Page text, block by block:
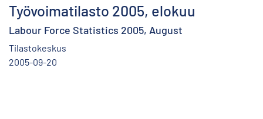
Työvoimatilasto 2005, elokuu
Labour Force Statistics 2005, August
Tilastokeskus
2005-09-20